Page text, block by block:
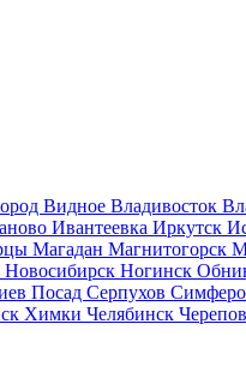
Видное Владивосток
Ивантеевка Иркутск
Магадан Магнитогорск
Новосибирск Ногинск
Посад Серпухов
Химки Челябинск